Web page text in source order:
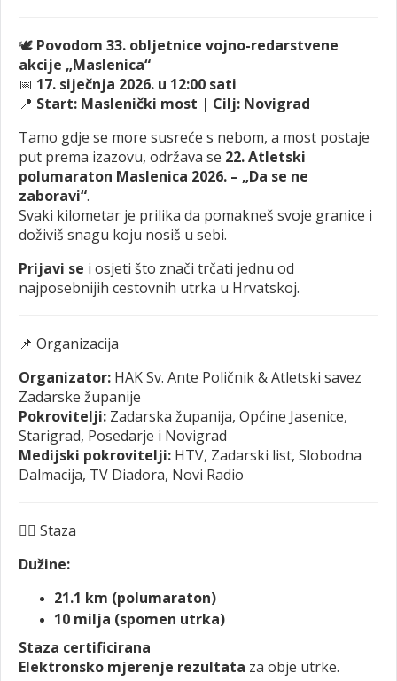
🕊️ Povodom 33. obljetnice vojno-redarstvene
akcije „Maslenica“
📅 17. siječnja 2026. u 12:00 sati
📍 Start: Maslenički most | Cilj: Novigrad
Tamo gdje se more susreće s nebom, a most postaje
put prema izazovu, održava se 22. Atletski
polumaraton Maslenica 2026. – „Da se ne
zaboravi“.
Svaki kilometar je prilika da pomakneš svoje granice i
doživiš snagu koju nosiš u sebi.
Prijavi se i osjeti što znači trčati jednu od
najposebnijih cestovnih utrka u Hrvatskoj.
📌 Organizacija
Organizator: HAK Sv. Ante Poličnik & Atletski savez
Zadarske županije
Pokrovitelji: Zadarska županija, Općine Jasenice,
Starigrad, Posedarje i Novigrad
Medijski pokrovitelji: HTV, Zadarski list, Slobodna
Dalmacija, TV Diadora, Novi Radio
🏃‍♀️ Staza
Dužine:
21.1 km (polumaraton)
10 milja (spomen utrka)
Staza certificirana
Elektronsko mjerenje rezultata za obje utrke.